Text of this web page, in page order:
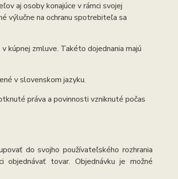
aj osoby konajúce v rámci svojej
výlučne na ochranu spotrebiteľa sa
kúpnej zmluve. Takéto dojednania majú
v slovenskom jazyku.
práva a povinnosti vzniknuté počas
do svojho používateľského rozhrania
objednávať tovar. Objednávku je možné